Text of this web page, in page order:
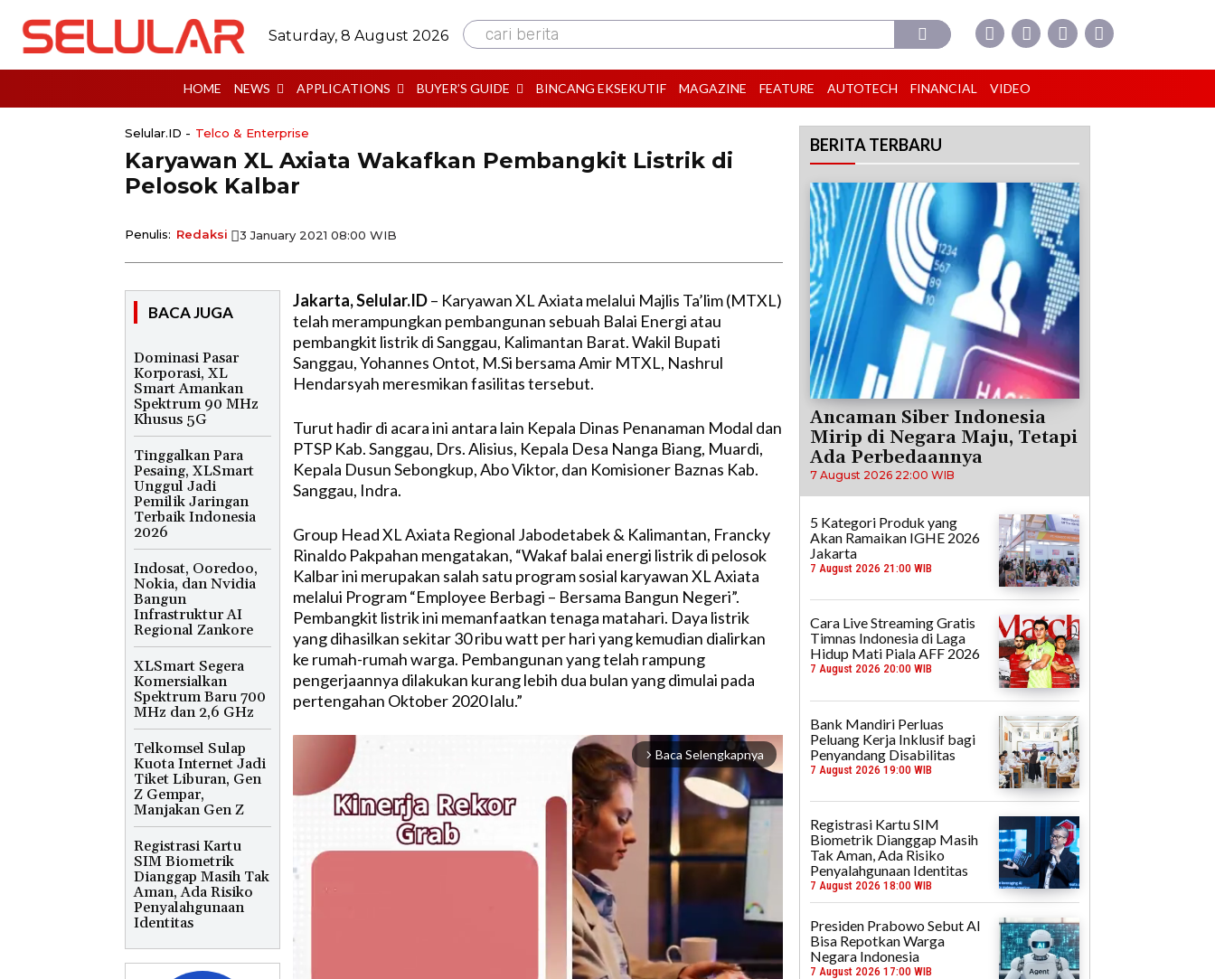
Saturday, 8 August 2026 cari berita
HOME NEWS APPLICATIONS BUYER’S GUIDE BINCANG EKSEKUTIF MAGAZINE FEATURE AUTOTECH FINANCIAL VIDEO
Selular.ID - Telco & Enterprise
Karyawan XL Axiata Wakafkan Pembangkit Listrik di
Pelosok Kalbar
Penulis: Redaksi 3 January 2021 08:00 WIB
BACA JUGA
Dominasi Pasar
Korporasi, XL
Smart Amankan
Spektrum 90 MHz
Khusus 5G
Tinggalkan Para
Pesaing, XLSmart
Unggul Jadi
Pemilik Jaringan
Terbaik Indonesia
2026
Indosat, Ooredoo,
Nokia, dan Nvidia
Bangun
Infrastruktur AI
Regional Zankore
XLSmart Segera
Komersialkan
Spektrum Baru 700
MHz dan 2,6 GHz
Telkomsel Sulap
Kuota Internet Jadi
Tiket Liburan, Gen
Z Gempar,
Manjakan Gen Z
Registrasi Kartu
SIM Biometrik
Dianggap Masih Tak
Aman, Ada Risiko
Penyalahgunaan
Identitas
Jakarta, Selular.ID– Karyawan XL Axiata melalui Majlis Ta’lim (MTXL)
telah merampungkan pembangunan sebuah Balai Energi atau
pembangkit listrik di Sanggau, Kalimantan Barat. Wakil Bupati
Sanggau, Yohannes Ontot, M.Si bersama Amir MTXL, Nashrul
Hendarsyah meresmikan fasilitas tersebut.
Turut hadir di acara ini antara lain Kepala Dinas Penanaman Modal dan
PTSP Kab. Sanggau, Drs. Alisius, Kepala Desa Nanga Biang, Muardi,
Kepala Dusun Sebongkup, Abo Viktor, dan Komisioner Baznas Kab.
Sanggau, Indra.
Group Head XL Axiata Regional Jabodetabek & Kalimantan, Francky
Rinaldo Pakpahan mengatakan, “Wakaf balai energi listrik di pelosok
Kalbar ini merupakan salah satu program sosial karyawan XL Axiata
melalui Program “Employee Berbagi – Bersama Bangun Negeri”.
Pembangkit listrik ini memanfaatkan tenaga matahari. Daya listrik
yang dihasilkan sekitar 30 ribu watt per hari yang kemudian dialirkan
ke rumah-rumah warga. Pembangunan yang telah rampung
pengerjaannya dilakukan kurang lebih dua bulan yang dimulai pada
pertengahan Oktober 2020 lalu.”
arrow_forward_ios Baca Selengkapnya
BERITA TERBARU
Ancaman Siber Indonesia
Mirip di Negara Maju, Tetapi
Ada Perbedaannya
7 August 2026 22:00 WIB
5 Kategori Produk yang
Akan Ramaikan IGHE 2026
Jakarta
7 August 2026 21:00 WIB
Cara Live Streaming Gratis
Timnas Indonesia di Laga
Hidup Mati Piala AFF 2026
7 August 2026 20:00 WIB
Bank Mandiri Perluas
Peluang Kerja Inklusif bagi
Penyandang Disabilitas
7 August 2026 19:00 WIB
Registrasi Kartu SIM
Biometrik Dianggap Masih
Tak Aman, Ada Risiko
Penyalahgunaan Identitas
7 August 2026 18:00 WIB
Presiden Prabowo Sebut AI
Bisa Repotkan Warga
Negara Indonesia
7 August 2026 17:00 WIB